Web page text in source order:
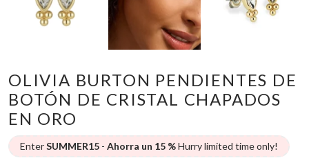
OLIVIA BURTON PENDIENTES DE
BOTÓN DE CRISTAL CHAPADOS
EN ORO
EnterSUMMER15 - Ahorra un 15 %Hurry limited time only!